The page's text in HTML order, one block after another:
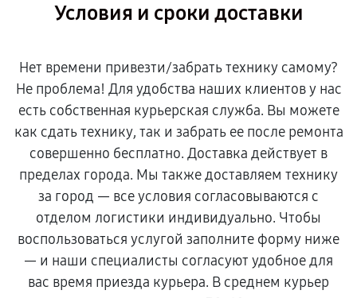
Условия и сроки доставки
Нет времени привезти/забрать технику самому?
Не проблема! Для удобства наших клиентов у нас
есть собственная курьерская служба. Вы можете
как сдать технику, так и забрать ее после ремонта
совершенно бесплатно. Доставка действует в
пределах города. Мы также доставляем технику
за город — все условия согласовываются с
отделом логистики индивидуально. Чтобы
воспользоваться услугой заполните форму ниже
— и наши специалисты согласуют удобное для
вас время приезда курьера. В среднем курьер